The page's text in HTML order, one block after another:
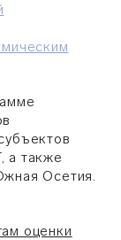
а также
Осетия.
оценки